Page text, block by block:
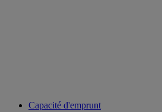
Capacité d'emprunt